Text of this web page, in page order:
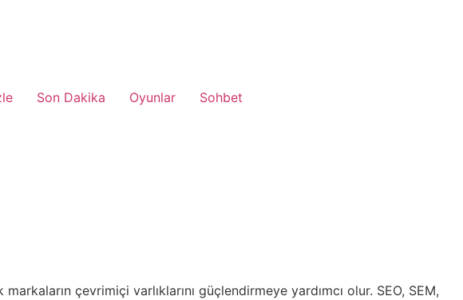
Son Dakika Oyunlar Sohbet
çevrimiçi varlıklarını güçlendirmeye yardımcı olur. SEO, SEM,